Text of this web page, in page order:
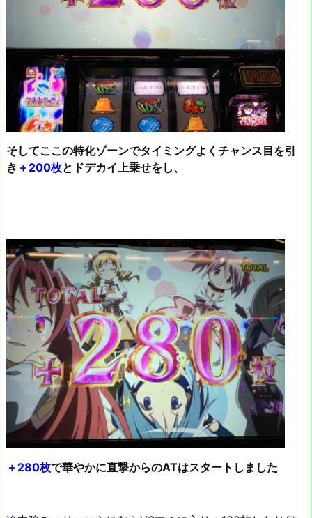
そしてここの特化ゾーンでタイミングよくチャンス目を引
き ＋200枚とドデカイ上乗せをし、
＋280枚で華やかに直撃からのATはスタートしました